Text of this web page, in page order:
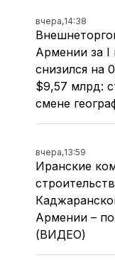
вчера,14:38
Армении за I
снизился на
$9,57 млрд:
смене
вчера,13:59
Иранские
Армении –
(ВИДЕО)